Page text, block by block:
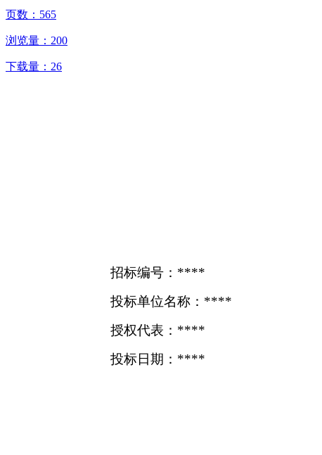
页数： 565
浏览量： 200
下载量： 26
招标编号：****
投标单位名称：****
授权代表：****
投标日期：****